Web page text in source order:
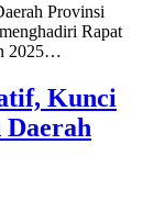
Provinsi
Rapat
2025…
Kunci
Daerah